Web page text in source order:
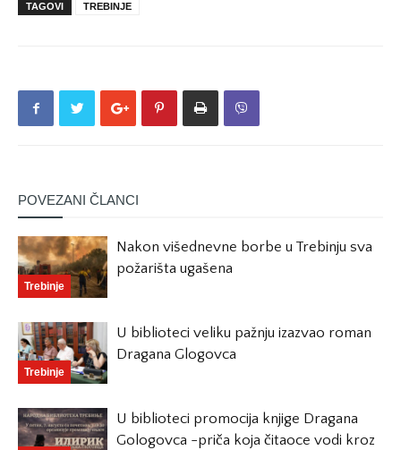
TAGOVI TREBINJE
POVEZANI ČLANCI
Trebinje
Nakon višednevne borbe u Trebinju sva
požarišta ugašena
Trebinje
U biblioteci veliku pažnju izazvao roman
Dragana Glogovca
U biblioteci promocija knjige Dragana
Gologovca -priča koja čitaoce vodi kroz